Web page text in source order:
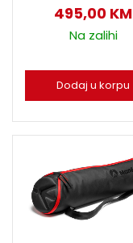
495,00 KM
Na zalihi
Dodaj u korpu